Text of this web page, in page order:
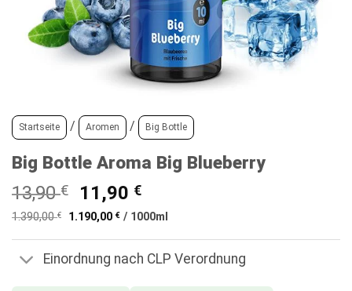
Startseite / Aromen / Big Bottle
Big Bottle Aroma Big Blueberry
13,90€
Ursprünglicher
Preis
war:
13,90 €
11,90 €Aktueller
Preis
11,90 €.
1.390,00€ 1.190,00€ / 1000ml
Einordnung nach CLP Verordnung